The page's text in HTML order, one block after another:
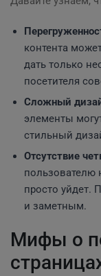
контента
дать только
посетителя
Сложный
элементы
стильный
Отсутствие
пользователю
просто уйдет.
и заметным.
Мифы о